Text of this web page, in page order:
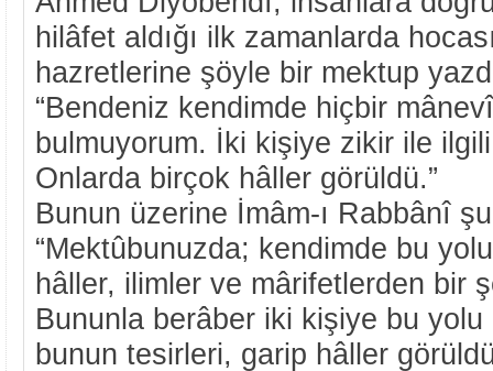
hilâfet aldığı ilk zamanlarda
hazretlerine şöyle bir mektup
“Bendeniz kendimde hiçbir
bulmuyorum. İki kişiye zikir ile
Onlarda birçok hâller görüldü.”
Bunun üzerine İmâm-ı Rabbânî
“Mektûbunuzda; kendimde bu
hâller, ilimler ve mârifetlerden bir
Bununla berâber iki kişiye bu
bunun tesirleri, garip hâller